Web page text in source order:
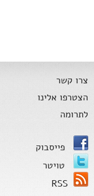
צרו קשר
הצטרפו אלינו
לתרומה
פייסבוק
טויטר
RSS